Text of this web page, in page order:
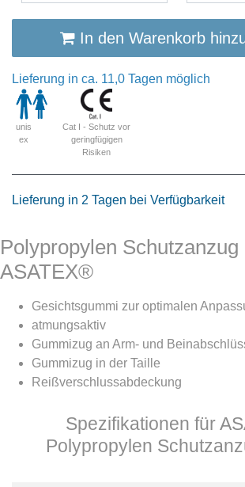
In den Warenkorb
Lieferung in ca. 11,0 Tagen möglich
unis
ex
Cat I - Schutz vor
geringfügigen
Risiken
Lieferung in 2 Tagen bei Verfügbarkeit
Polypropylen Schutzanzug
ASATEX®
Gesichtsgummi zur optimalen
atmungsaktiv
Gummizug an Arm- und
Gummizug in der Taille
Reißverschlussabdeckung
Spezifikationen für
Polypropylen